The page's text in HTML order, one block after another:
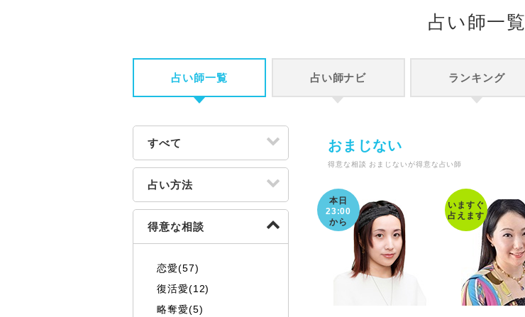
占い師一覧
占い師一覧 占い師ナビ ランキング
すべて
占い方法
得意な相談
恋愛(57)
復活愛(12)
略奪愛(5)
おまじない
得意な相談 おまじないが得意な占い師
本日
23:00
から
いますぐ
占えます